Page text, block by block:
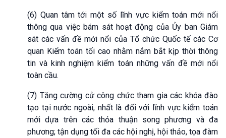
(6) Quan tâm tới một số lĩnh vực kiểm toán mới nổi
thông qua việc bám sát hoạt động của Ủy ban Giám
sát các vấn đề mới nổi của Tổ chức Quốc tế các Cơ
quan Kiểm toán tối cao nhằm nắm bắt kịp thời thông
tin và kinh nghiệm kiểm toán những vấn đề mới nổi
toàn cầu.
(7) Tăng cường cử công chức tham gia các khóa đào
tạo tại nước ngoài, nhất là đối với lĩnh vực kiểm toán
mới dựa trên các thỏa thuận song phương và đa
phương; tận dụng tối đa các hội nghị, hội thảo, tọa đàm